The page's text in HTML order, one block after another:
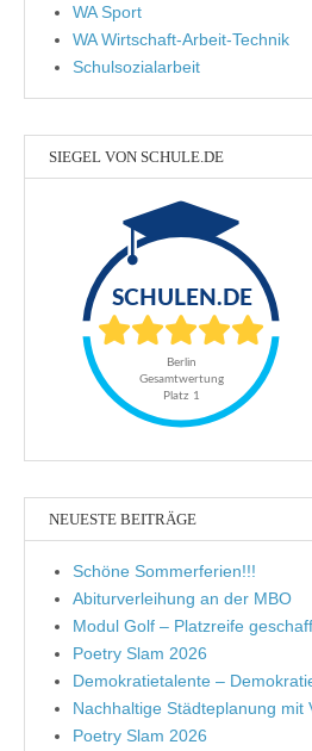
WA Sport
WA Wirtschaft-Arbeit-Technik
Schulsozialarbeit
SIEGEL VON SCHULE.DE
NEUESTE BEITRÄGE
Schöne Sommerferien!!!
Abiturverleihung an der MBO
Modul Golf – Platzreife
Poetry Slam 2026
Demokratietalente –
Nachhaltige Städteplanung mit
Poetry Slam 2026